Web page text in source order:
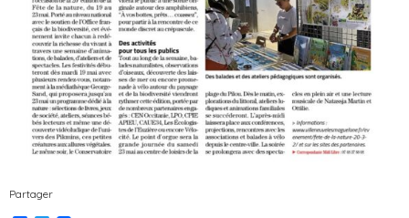
Partager